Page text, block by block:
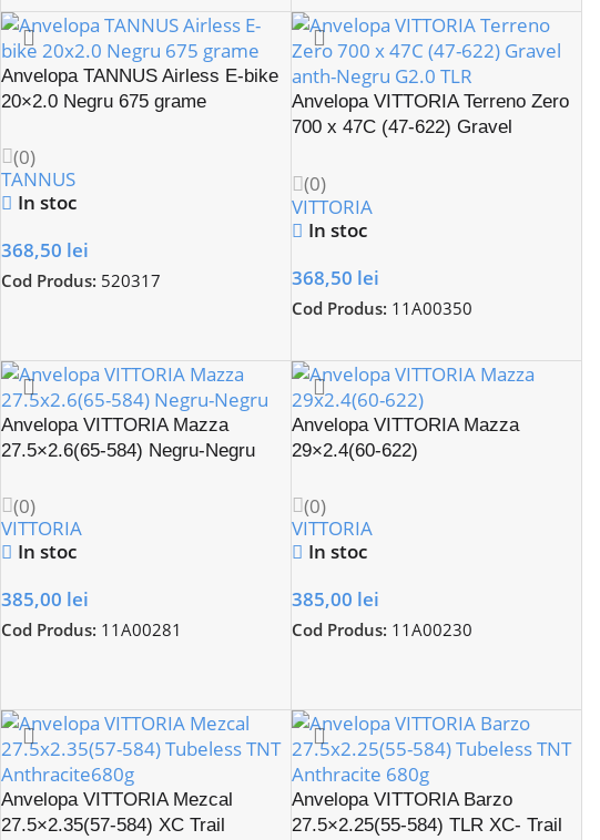
Anvelopa TANNUS Airless E-bike
20×2.0 Negru 675 grame
(0)
TANNUS
In stoc
368,50 lei
Cod Produs: 520317
Anvelopa VITTORIA Terreno Zero
700 x 47C (47-622) Gravel
(0)
VITTORIA
In stoc
368,50 lei
Cod Produs: 11A00350
Anvelopa VITTORIA Mazza
27.5×2.6(65-584) Negru-Negru
(0)
VITTORIA
In stoc
385,00 lei
Cod Produs: 11A00281
Anvelopa VITTORIA Mazza
29×2.4(60-622)
(0)
VITTORIA
In stoc
385,00 lei
Cod Produs: 11A00230
Anvelopa VITTORIA Mezcal
27.5×2.35(57-584) XC Trail
Anvelopa VITTORIA Barzo
27.5×2.25(55-584) TLR XC- Trail